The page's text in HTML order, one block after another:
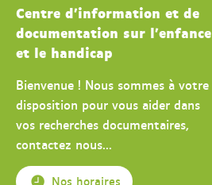
Centre d'information et de
documentation sur l'enfance
et le handicap
Bienvenue ! Nous sommes à votre
disposition pour vous aider dans
vos recherches documentaires,
contactez nous...
Nos horaires